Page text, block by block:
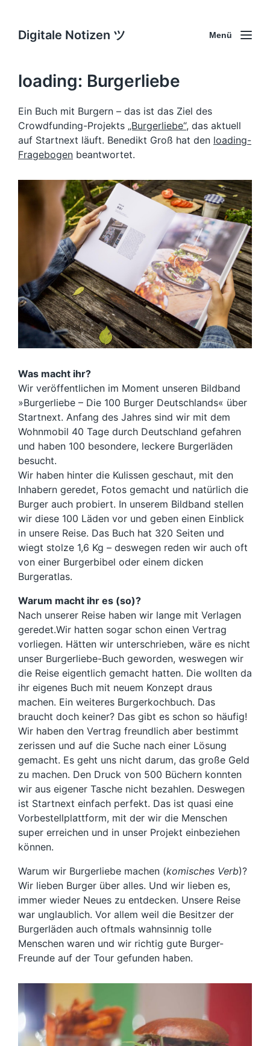
Digitale Notizen ツ Menü
loading: Burgerliebe
Ein Buch mit Burgern – das ist das Ziel des
Crowdfunding-Projekts „Burgerliebe“, das aktuell
auf Startnext läuft. Benedikt Groß hat den loading-
Fragebogen beantwortet.
Was macht ihr?
Wir veröffentlichen im Moment unseren Bildband
»Burgerliebe – Die 100 Burger Deutschlands« über
Startnext. Anfang des Jahres sind wir mit dem
Wohnmobil 40 Tage durch Deutschland gefahren
und haben 100 besondere, leckere Burgerläden
besucht.
Wir haben hinter die Kulissen geschaut, mit den
Inhabern geredet, Fotos gemacht und natürlich die
Burger auch probiert. In unserem Bildband stellen
wir diese 100 Läden vor und geben einen Einblick
in unsere Reise. Das Buch hat 320 Seiten und
wiegt stolze 1,6 Kg – deswegen reden wir auch oft
von einer Burgerbibel oder einem dicken
Burgeratlas.
Warum macht ihr es (so)?
Nach unserer Reise haben wir lange mit Verlagen
geredet.Wir hatten sogar schon einen Vertrag
vorliegen. Hätten wir unterschrieben, wäre es nicht
unser Burgerliebe-Buch geworden, weswegen wir
die Reise eigentlich gemacht hatten. Die wollten da
ihr eigenes Buch mit neuem Konzept draus
machen. Ein weiteres Burgerkochbuch. Das
braucht doch keiner? Das gibt es schon so häufig!
Wir haben den Vertrag freundlich aber bestimmt
zerissen und auf die Suche nach einer Lösung
gemacht. Es geht uns nicht darum, das große Geld
zu machen. Den Druck von 500 Büchern konnten
wir aus eigener Tasche nicht bezahlen. Deswegen
ist Startnext einfach perfekt. Das ist quasi eine
Vorbestellplattform, mit der wir die Menschen
super erreichen und in unser Projekt einbeziehen
können.
Warum wir Burgerliebe machen (komisches Verb)?
Wir lieben Burger über alles. Und wir lieben es,
immer wieder Neues zu entdecken. Unsere Reise
war unglaublich. Vor allem weil die Besitzer der
Burgerläden auch oftmals wahnsinnig tolle
Menschen waren und wir richtig gute Burger-
Freunde auf der Tour gefunden haben.